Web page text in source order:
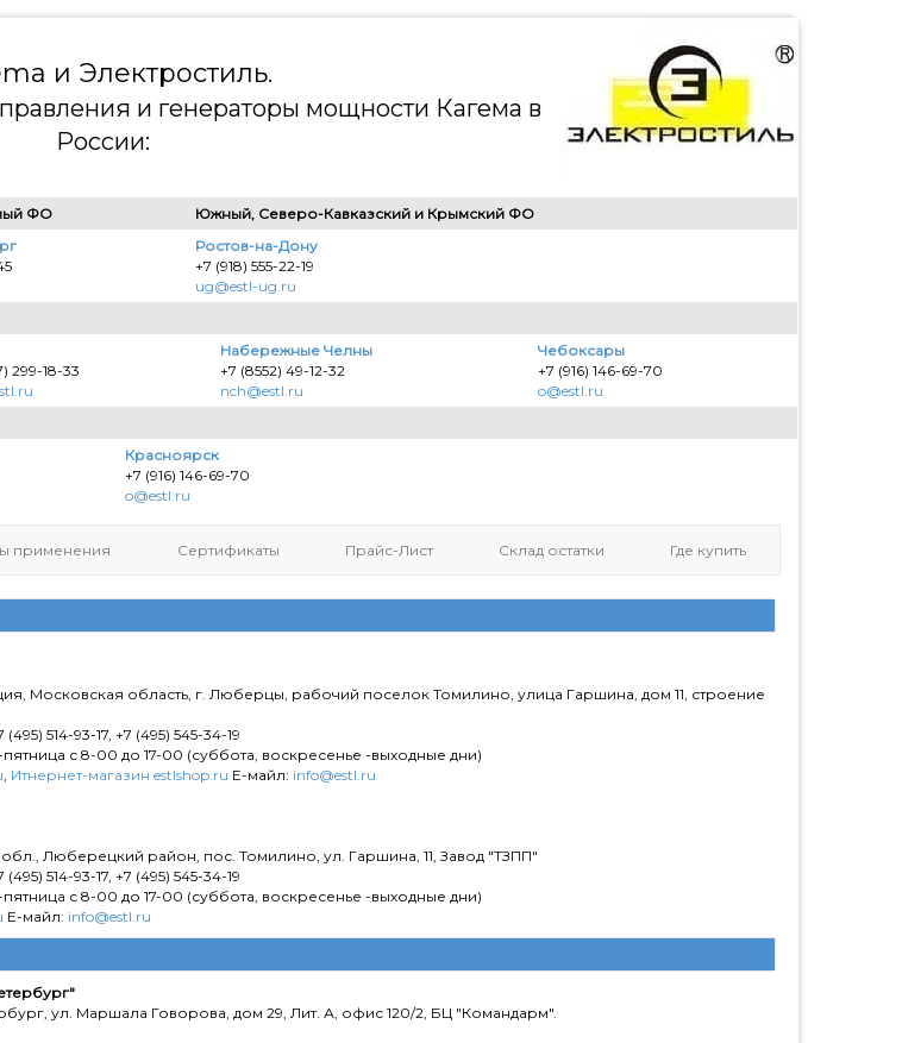
и Электростиль.
и генераторы мощности Кагема в
России:
ФО
Южный, Северо-Кавказский и Крымский ФО
Ростов-на-Дону
+7 (918) 555-22-19
ug@estl-ug.ru
299-18-33
Набережные Челны
+7 (8552) 49-12-32
nch@estl.ru
Чебоксары
+7 (916) 146-69-70
o@estl.ru
Красноярск
+7 (916) 146-69-70
o@estl.ru
применения Сертификаты Прайс-Лист Склад остатки Где купить
Московская область, г. Люберцы, рабочий поселок Томилино, улица Гаршина, дом 11, строение
514-93-17, +7 (495) 545-34-19
с 8-00 до 17-00 (суббота, воскресенье -выходные дни)
, Итнернет-магазин estlshop.ru Е-майл: info@estl.ru
Люберецкий район, пос. Томилино, ул. Гаршина, 11, Завод "ТЗПП"
514-93-17, +7 (495) 545-34-19
с 8-00 до 17-00 (суббота, воскресенье -выходные дни)
Е-майл: info@estl.ru
ул. Маршала Говорова, дом 29, Лит. А, офис 120/2, БЦ "Командарм".